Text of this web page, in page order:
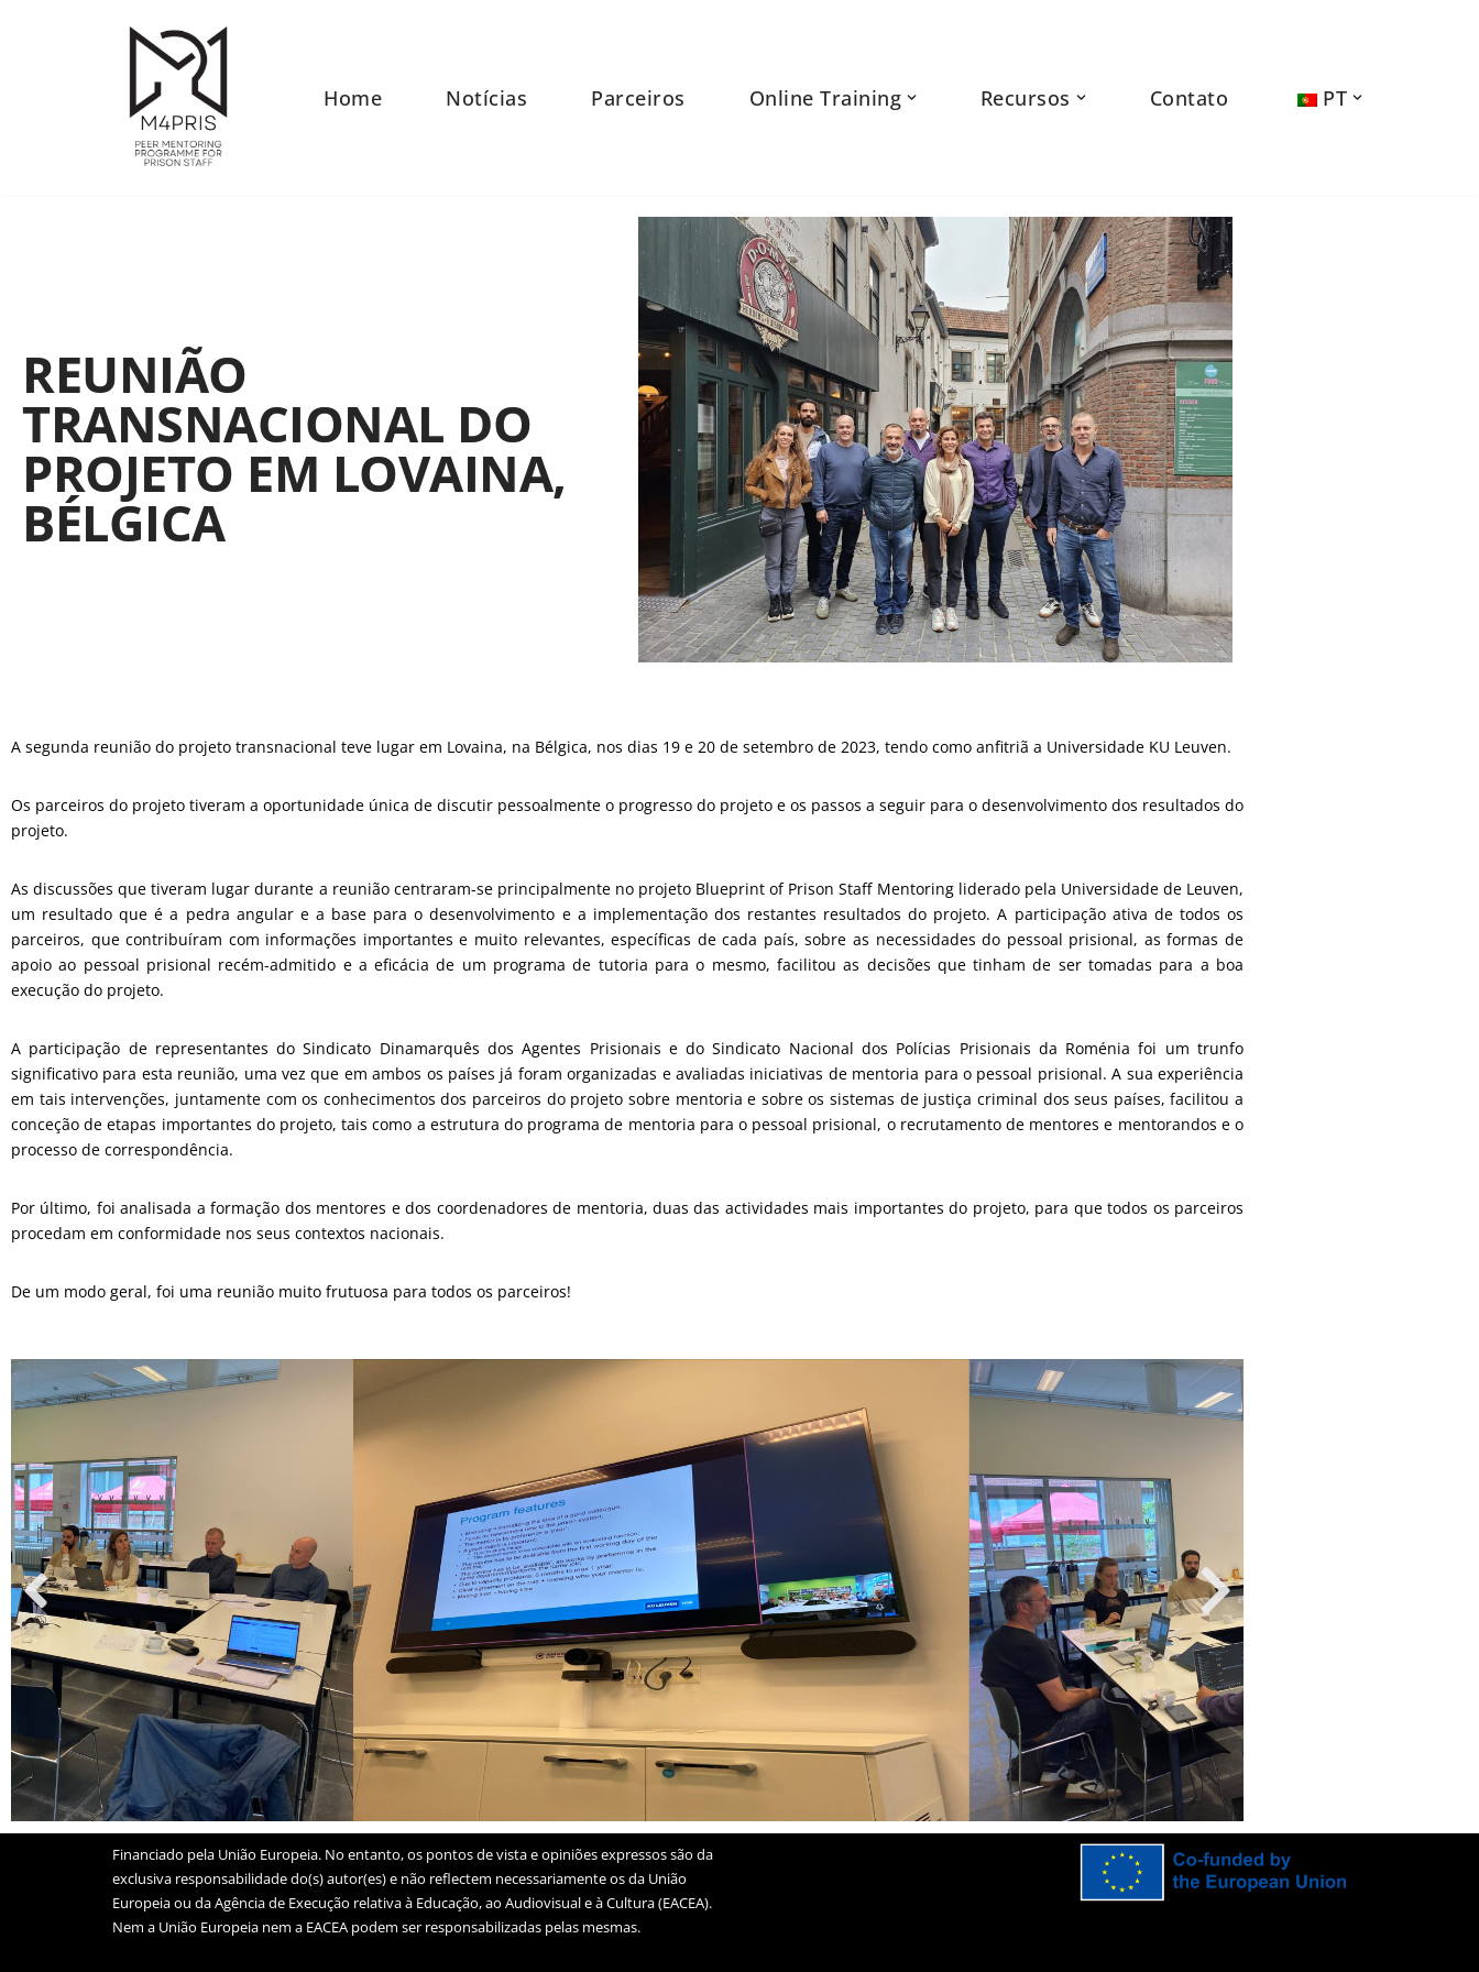
Home Notícias Parceiros Online Training Recursos Contato PT
REUNIÃO
TRANSNACIONAL DO
PROJETO EM LOVAINA,
BÉLGICA
A segunda reunião do projeto transnacional teve lugar em Lovaina, na Bélgica, nos dias 19 e 20 de setembro de 2023, tendo como anfitriã a Universidade KU Leuven.
Os parceiros do projeto tiveram a oportunidade única de discutir pessoalmente o progresso do projeto e os passos a seguir para o desenvolvimento dos resultados do
projeto.
As discussões que tiveram lugar durante a reunião centraram-se principalmente no projeto Blueprint of Prison Staff Mentoring liderado pela Universidade de Leuven,
um resultado que é a pedra angular e a base para o desenvolvimento e a implementação dos restantes resultados do projeto. A participação ativa de todos os
parceiros, que contribuíram com informações importantes e muito relevantes, específicas de cada país, sobre as necessidades do pessoal prisional, as formas de
apoio ao pessoal prisional recém-admitido e a eficácia de um programa de tutoria para o mesmo, facilitou as decisões que tinham de ser tomadas para a boa
execução do projeto.
A participação de representantes do Sindicato Dinamarquês dos Agentes Prisionais e do Sindicato Nacional dos Polícias Prisionais da Roménia foi um trunfo
significativo para esta reunião, uma vez que em ambos os países já foram organizadas e avaliadas iniciativas de mentoria para o pessoal prisional. A sua experiência
em tais intervenções, juntamente com os conhecimentos dos parceiros do projeto sobre mentoria e sobre os sistemas de justiça criminal dos seus países, facilitou a
conceção de etapas importantes do projeto, tais como a estrutura do programa de mentoria para o pessoal prisional, o recrutamento de mentores e mentorandos e o
processo de correspondência.
Por último, foi analisada a formação dos mentores e dos coordenadores de mentoria, duas das actividades mais importantes do projeto, para que todos os parceiros
procedam em conformidade nos seus contextos nacionais.
De um modo geral, foi uma reunião muito frutuosa para todos os parceiros!
Financiado pela União Europeia. No entanto, os pontos de vista e opiniões expressos são da
exclusiva responsabilidade do(s) autor(es) e não reflectem necessariamente os da União
Europeia ou da Agência de Execução relativa à Educação, ao Audiovisual e à Cultura (EACEA).
Nem a União Europeia nem a EACEA podem ser responsabilizadas pelas mesmas.